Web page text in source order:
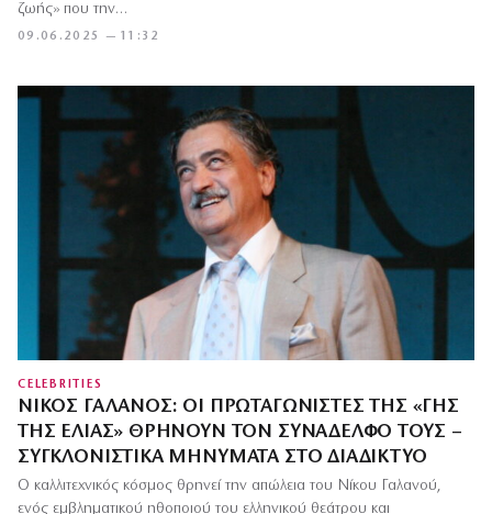
09.06.2025 — 11:32
ζωής» που την…
CELEBRITIES
ΝΊΚΟΣ ΓΑΛΑΝΌΣ: ΟΙ ΠΡΩΤΑΓΩΝΙΣΤΈΣ ΤΗΣ «ΓΗΣ
ΤΗΣ ΕΛΙΆΣ» ΘΡΗΝΟΎΝ ΤΟΝ ΣΥΝΆΔΕΛΦΌ ΤΟΥΣ –
ΣΥΓΚΛΟΝΙΣΤΙΚΆ ΜΗΝΎΜΑΤΑ ΣΤΟ ΔΙΑΔΊΚΤΥΟ
Ο καλλιτεχνικός κόσμος θρηνεί την απώλεια του Νίκου Γαλανού,
ενός εμβληματικού ηθοποιού του ελληνικού θεάτρου και